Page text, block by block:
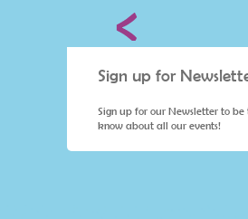
Sign up for
Sign up for our Newsletter to be
know about all our events!